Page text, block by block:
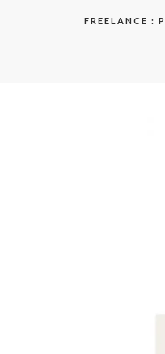
FREELANCE :